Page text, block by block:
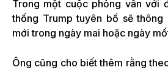
Trong một cuộc phỏng vấn với
thống Trump tuyên bố sẽ thông
mới trong ngày mai hoặc ngày
Ông cũng cho biết thêm rằng